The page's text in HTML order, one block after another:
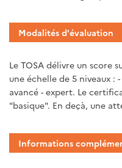
Modalités d'évaluation
Le TOSA délivre un score
une échelle de 5 niveaux :
avancé - expert. Le
"basique". En deçà, une
Informations